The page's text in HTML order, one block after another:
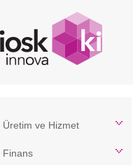
Üretim ve Hizmet
Finans